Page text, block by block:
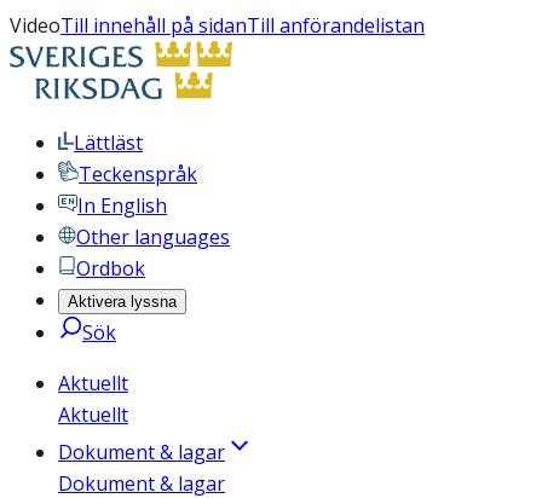
VideoTill innehåll på sidanTill anförandelistan
Lättläst
Teckenspråk
In English
Other languages
Ordbok
Aktivera lyssna
Sök
Aktuellt
Aktuellt
Dokument & lagar
Dokument & lagar